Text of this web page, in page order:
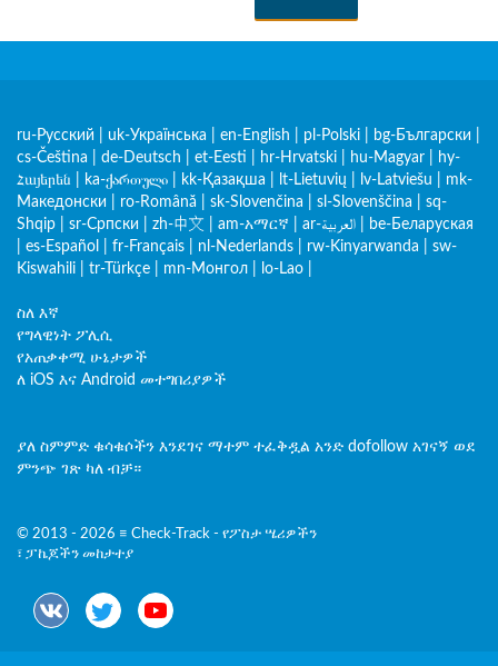
ru-Русский uk-Українська en-English pl-Polski bg-Български
cs-Čeština
de-Deutsch et-Eesti hr-Hrvatski hu-Magyar
hy-
Հայերեն
ka-ქართული kk-Қазақша lt-Lietuvių lv-Latviešu
mk-
Македонски
ro-Română sk-Slovenčina sl-Slovenščina
sq-
Shqip
sr-Српски zh-中文 am-አማርኛ ar-العربية
be-Беларуская
es-Español fr-Français nl-Nederlands rw-Kinyarwanda
sw-
Kiswahili
tr-Türkçe mn-Монгол lo-Lao
ስለ እኛ
የግላዊነት ፖሊሲ
የአጠቃቀሚ ሁኔታዎች
ለ iOS እና Android መተግበሪያዎች
ያለ ስምምድ ቁሳቁሶችን እንደገና ማተም ተፈቅዷል አንድ dofollow አገናኝ ወደ
ምንጭ ገጽ ካለ ብቻ።
© 2013 - 2026 ≡ Check-Track - የፖስታ ሤሪዎችን
፣ ፓኬጆችን መከታተያ